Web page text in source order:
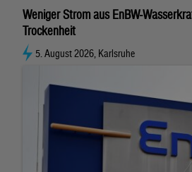
Weniger Strom aus EnBW-
Trockenheit
5. August 2026, Karlsruhe